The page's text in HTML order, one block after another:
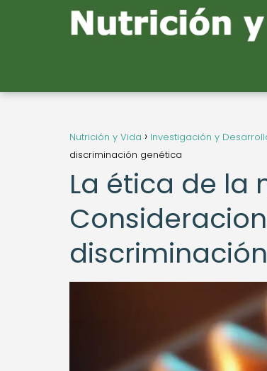
Nutrición y Vida Investigación y
discriminación genética
La ética de la